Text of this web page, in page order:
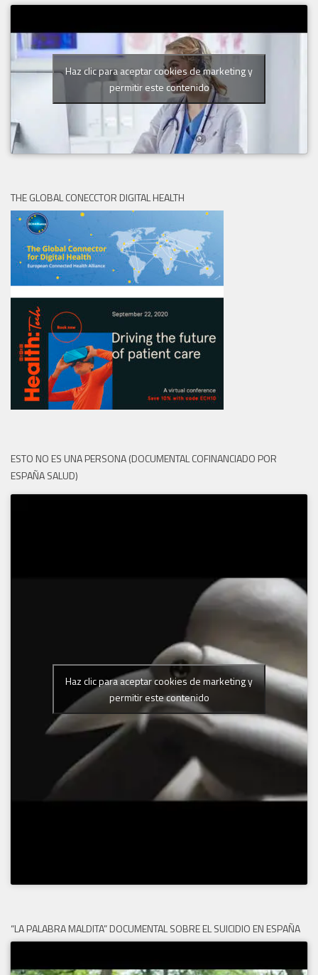
Haz clic para aceptar cookies de marketing y
permitir este contenido
THE GLOBAL CONECCTOR DIGITAL HEALTH
ESTO NO ES UNA PERSONA (DOCUMENTAL COFINANCIADO POR
ESPAÑA SALUD)
Haz clic para aceptar cookies de marketing y
permitir este contenido
“LA PALABRA MALDITA” DOCUMENTAL SOBRE EL SUICIDIO EN ESPAÑA